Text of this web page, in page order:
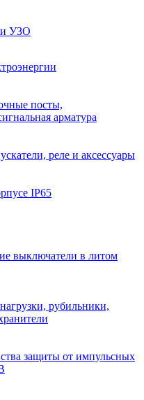
УЗО
посты,
арматура
реле и аксессуары
IP65
выключатели в литом
рубильники,
защиты от импульсных